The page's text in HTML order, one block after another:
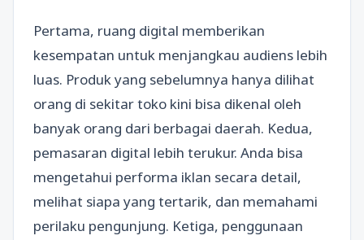
Pertama, ruang digital memberikan
kesempatan untuk menjangkau audiens lebih
luas. Produk yang sebelumnya hanya dilihat
orang di sekitar toko kini bisa dikenal oleh
banyak orang dari berbagai daerah. Kedua,
pemasaran digital lebih terukur. Anda bisa
mengetahui performa iklan secara detail,
melihat siapa yang tertarik, dan memahami
perilaku pengunjung. Ketiga, penggunaan